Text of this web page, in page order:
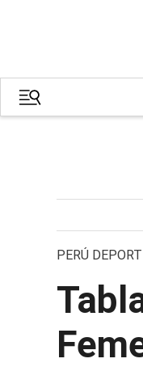
PERÚ